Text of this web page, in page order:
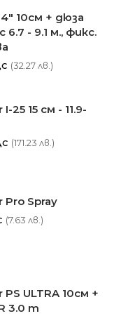
10см + дюза
6.7 - 9.1 м., фикс.
(32.27 лв.)
25 15 см - 11.9-
(171.23 лв.)
Pro Spray
(7.63 лв.)
ULTRA 10см +
3.0 m